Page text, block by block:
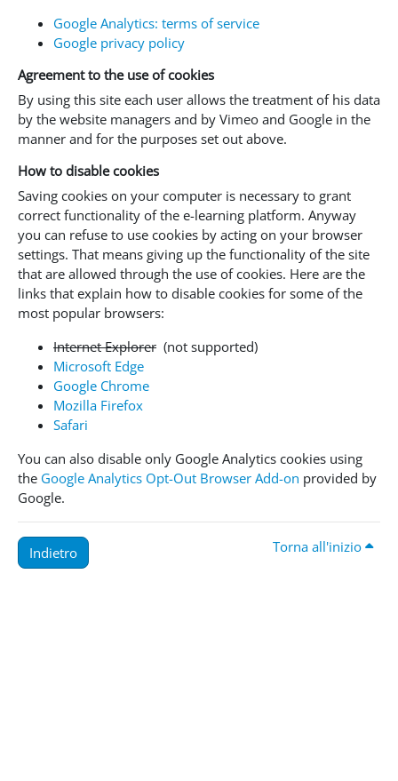
Google Analytics: terms of service
Google privacy policy
Agreement to the use of cookies
By using this site each user allows the treatment of his data
by the website managers and by Vimeo and Google in the
manner and for the purposes set out above.
How to disable cookies
Saving cookies on your computer is necessary to grant
correct functionality of the e-learning platform. Anyway
you can refuse to use cookies by acting on your browser
settings. That means giving up the functionality of the site
that are allowed through the use of cookies. Here are the
links that explain how to disable cookies for some of the
most popular browsers:
Internet Explorer (not supported)
Microsoft Edge
Google Chrome
Mozilla Firefox
Safari
You can also disable only Google Analytics cookies using
the Google Analytics Opt-Out Browser Add-on provided by
Google.
Indietro Torna all'inizio